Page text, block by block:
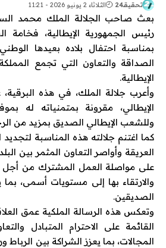
تحقيقـ24 الثلاثاء 2 يونيو 2026 - 11:21
بعث صاحب الجلالة الملك محمد
رئيس الجمهورية الإيطالية، فخامة
بمناسبة احتفال بلاده بعيدها
الصداقة والتعاون التي تجمع
الإيطالية.
وأعرب جلالة الملك، في هذه
الإيطالي، مقرونة بمتمنياته له
وللشعب الإيطالي الصديق بمزيد من
كما اغتنم جلالته هذه المناسبة لتجديد
العريقة وأواصر التعاون المثمر بين
على مواصلة العمل المشترك من أجل
والارتقاء بها إلى مستويات أسمى،
الصديقين.
وتعكس هذه الرسالة الملكية عمق
القائمة على الاحترام المتبادل
المجالات، بما يعزز الشراكة بين الرباط